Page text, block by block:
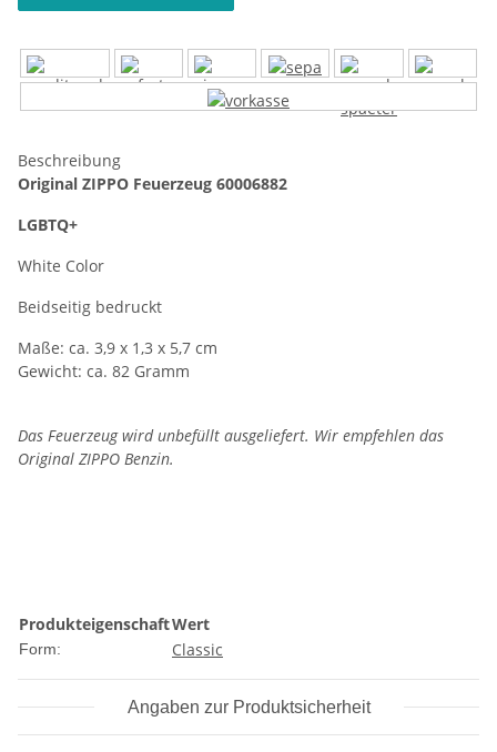
Beschreibung
Original ZIPPO Feuerzeug 60006882
LGBTQ+
White Color
Beidseitig bedruckt
Maße: ca. 3,9 x 1,3 x 5,7 cm
Gewicht: ca. 82 Gramm
Das Feuerzeug wird unbefüllt ausgeliefert. Wir empfehlen das
Original ZIPPO Benzin.
ProdukteigenschaftWert
Form: Classic
Angaben zur Produktsicherheit